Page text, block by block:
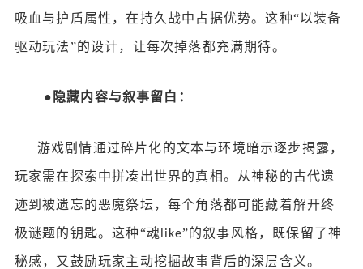
吸血与护盾属性，在持久战中占据优势。这种“以装备
驱动玩法”的设计，让每次掉落都充满期待。
● 隐藏内容与叙事留白：
游戏剧情通过碎片化的文本与环境暗示逐步揭露，
玩家需在探索中拼凑出世界的真相。从神秘的古代遗
迹到被遗忘的恶魔祭坛，每个角落都可能藏着解开终
极谜题的钥匙。这种“魂 like”的叙事风格，既保留了神
秘感，又鼓励玩家主动挖掘故事背后的深层含义。